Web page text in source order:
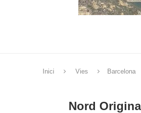
Inici Vies Barcelona
Nord